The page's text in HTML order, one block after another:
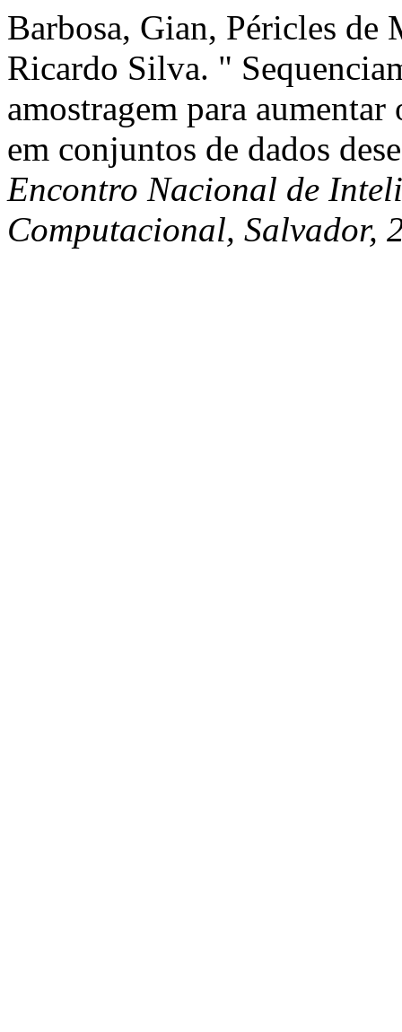
Barbosa, Gian, Péricles
Ricardo Silva. "
amostragem para
em conjuntos de dados
Encontro Nacional de
Computacional, Salvador,